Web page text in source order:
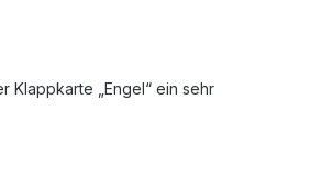
Klappkarte „Engel“ ein sehr